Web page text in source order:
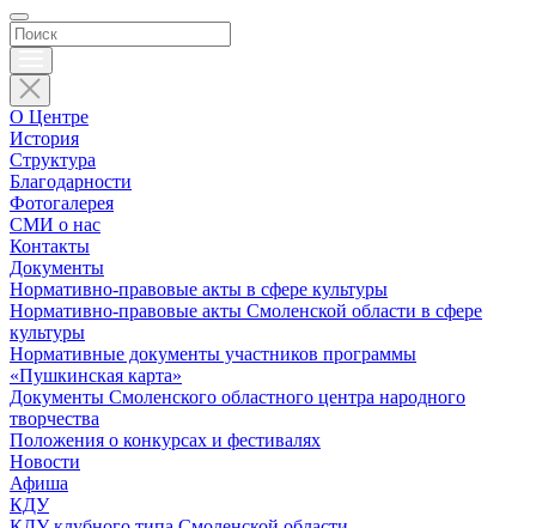
О Центре
История
Структура
Благодарности
Фотогалерея
СМИ о нас
Контакты
Документы
Нормативно-правовые акты в сфере культуры
Нормативно-правовые акты Смоленской области в сфере
культуры
Нормативные документы участников программы
«Пушкинская карта»
Документы Смоленского областного центра народного
творчества
Положения о конкурсах и фестивалях
Новости
Афиша
КДУ